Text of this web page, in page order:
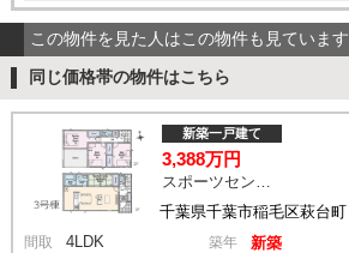
この物件を見た人はこの物件も見ています
同じ価格帯の物件はこちら
千葉県千葉市稲毛区萩台町
新築一戸建て
3,388万円
間取 4LDK 築年 新築